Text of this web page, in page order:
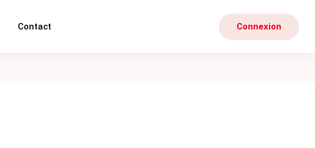
Contact Connexion